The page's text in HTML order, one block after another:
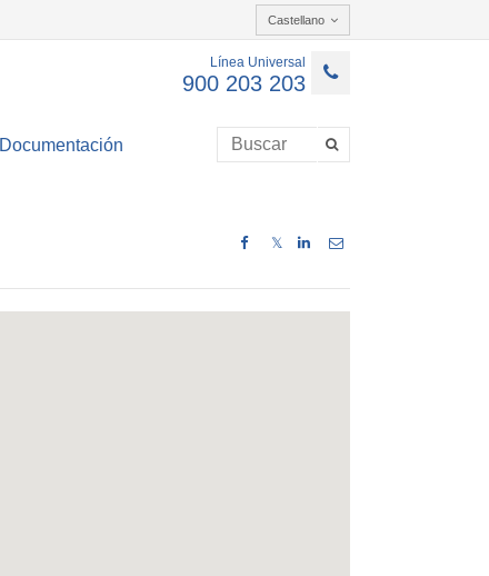
Castellano
Línea Universal
900 203 203
Documentación
𝕏